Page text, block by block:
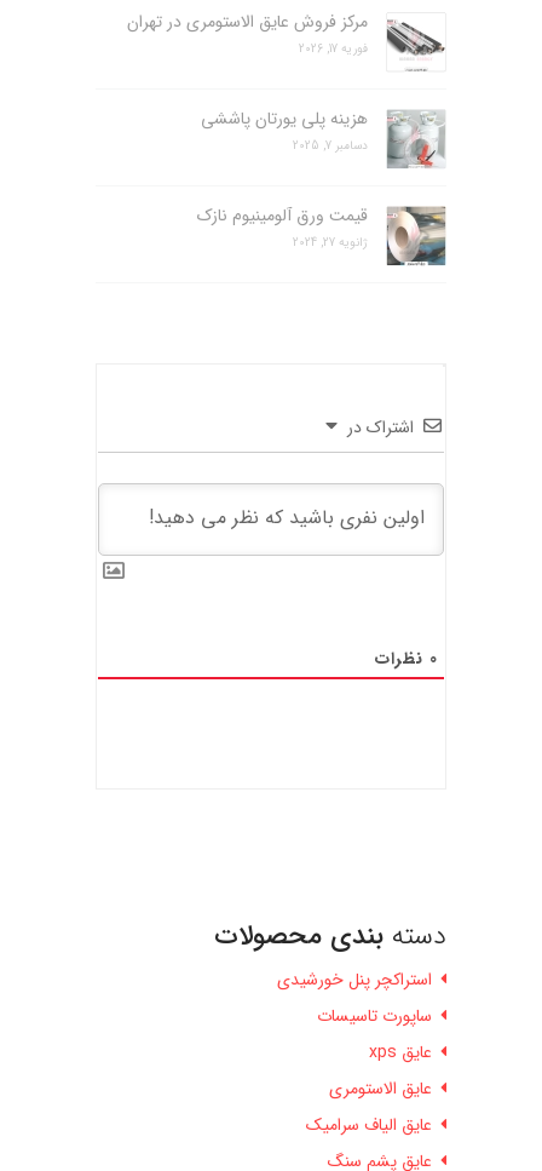
مرکز فروش عایق الاستومری در تهران
فوریه 17, 2026
هزینه پلی یورتان پاششی
دسامبر 7, 2025
قیمت ورق آلومینیوم نازک
ژانویه 27, 2024
اشتراک در
0 نظرات
دسته بندی محصولات
استراکچر پنل خورشیدی
ساپورت تاسیسات
عایق xps
عایق الاستومری
عایق الیاف سرامیک
عایق پشم سنگ